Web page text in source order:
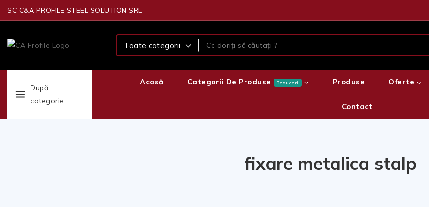
SC C&A PROFILE STEEL SOLUTION SRL
După
categorie
Acasă Categorii De Produse Reduceri Produse Oferte
Contact
fixare metalica stalp